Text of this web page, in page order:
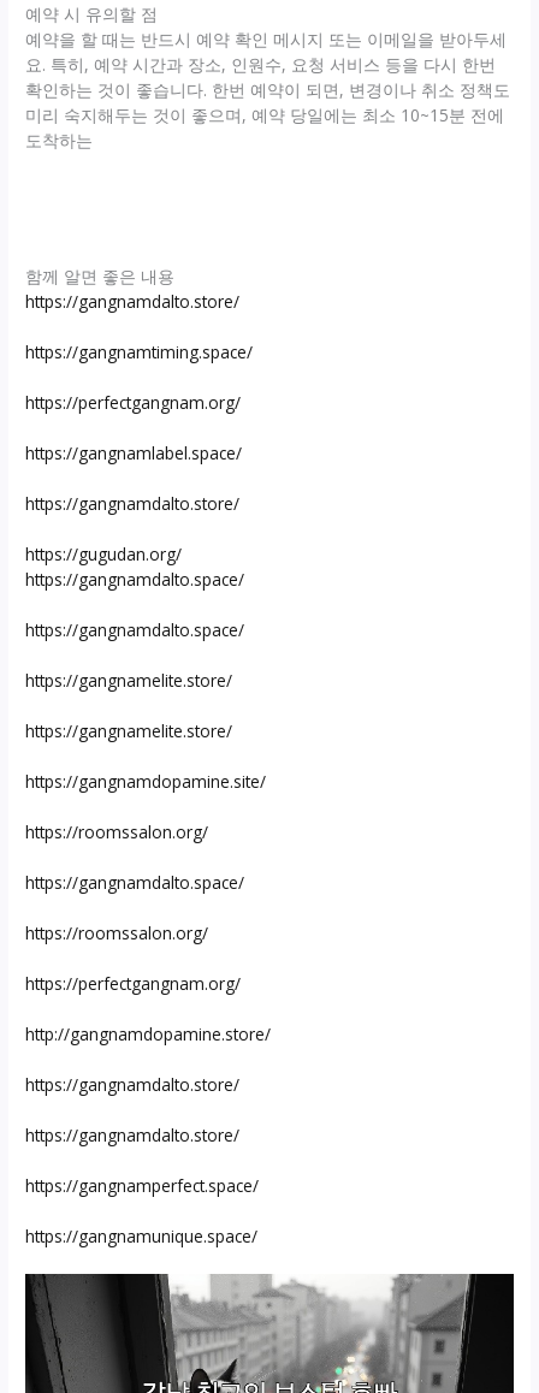
예약 시 유의할 점
예약을 할 때는 반드시 예약 확인 메시지 또는 이메일을 받아두세
요. 특히, 예약 시간과 장소, 인원수, 요청 서비스 등을 다시 한번
확인하는 것이 좋습니다. 한번 예약이 되면, 변경이나 취소 정책도
미리 숙지해두는 것이 좋으며, 예약 당일에는 최소 10~15분 전에
도착하는
함께 알면 좋은 내용
https://gangnamdalto.store/
https://gangnamtiming.space/
https://perfectgangnam.org/
https://gangnamlabel.space/
https://gangnamdalto.store/
https://gugudan.org/
https://gangnamdalto.space/
https://gangnamdalto.space/
https://gangnamelite.store/
https://gangnamelite.store/
https://gangnamdopamine.site/
https://roomssalon.org/
https://gangnamdalto.space/
https://roomssalon.org/
https://perfectgangnam.org/
http://gangnamdopamine.store/
https://gangnamdalto.store/
https://gangnamdalto.store/
https://gangnamperfect.space/
https://gangnamunique.space/